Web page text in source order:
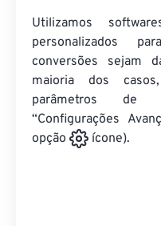
Utilizamos
personalizados
conversões sejam
maioria dos
parâmetros de
“Configurações
opção
ícone).